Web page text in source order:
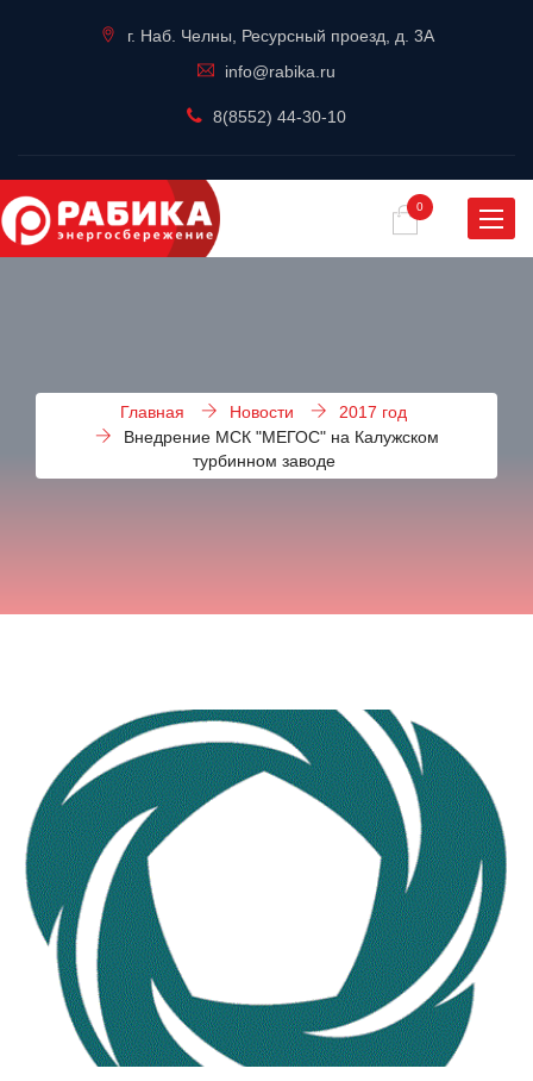
г. Наб. Челны, Ресурсный проезд, д. 3А
info@rabika.ru
8(8552) 44-30-10
0
Главная Новости
2017 год
Внедрение МСК "МЕГОС" на Калужском
турбинном заводе